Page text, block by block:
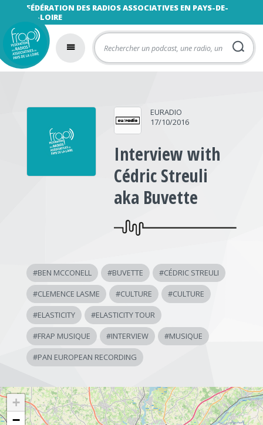
FÉDÉRATION DES RADIOS ASSOCIATIVES EN PAYS-DE-
LA-LOIRE
EURADIO
17/10/2016
Interview with
Cédric Streuli
aka Buvette
#BEN MCCONELL #BUVETTE #CÉDRIC STREULI
#CLEMENCE LASME #CULTURE #CULTURE
#ELASTICITY #ELASTICITY TOUR
#FRAP MUSIQUE #INTERVIEW #MUSIQUE
#PAN EUROPEAN RECORDING
+
−